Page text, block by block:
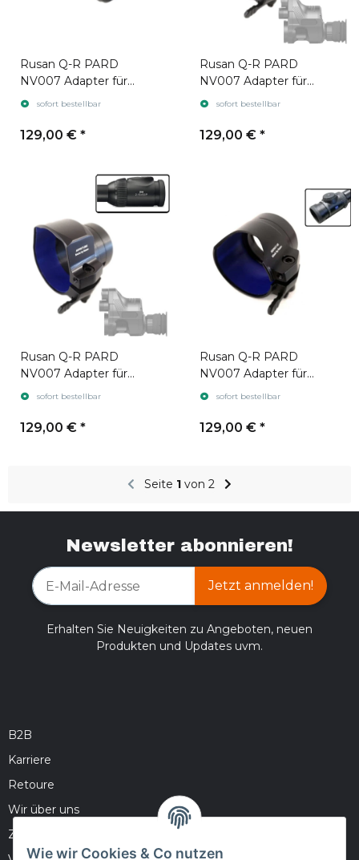
Rusan Q-R PARD
NV007 Adapter für
Zielfernrohr Swarovski
sofort bestellbar
129,00 € *
Rusan Q-R PARD
NV007 Adapter für
Zielfernrohr Swarovski
sofort bestellbar
129,00 € *
Rusan Q-R PARD
NV007 Adapter für
Zielfernrohr Swarovski
sofort bestellbar
129,00 € *
Rusan Q-R PARD
NV007 Adapter für
Zielfernrohr Zeiss V8
sofort bestellbar
129,00 € *
Seite 1 von 2
Newsletter abonnieren!
Jetzt anmelden!
Erhalten Sie Neuigkeiten zu Angeboten, neuen
Produkten und Updates uvm.
B2B
Karriere
Retoure
Wir über uns
Zahlungsmöglichkeiten
Wie wir Cookies & Co nutzen